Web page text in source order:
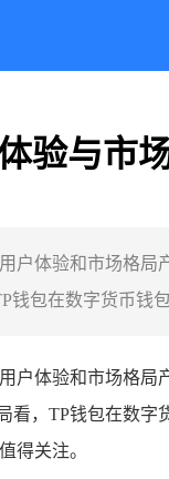
验与市
户体验和市场格
包在数字货币
户体验和市场格
，TP钱包在数
得关注。